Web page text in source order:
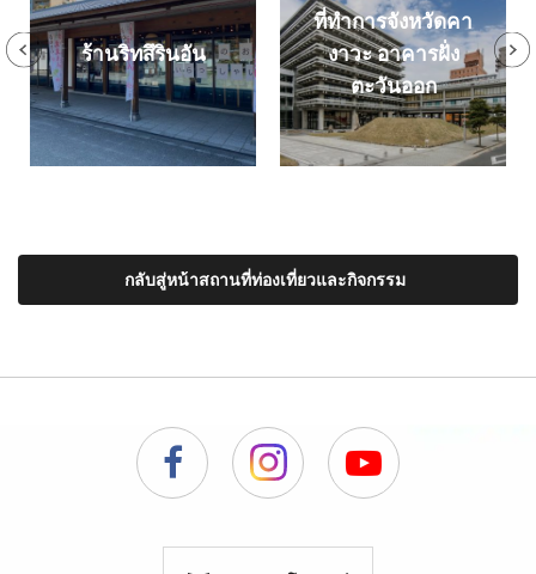
ร้านริทสึรินอัน
ที่ทำการจังหวัดคา
งาวะ อาคารฝั่ง
ตะวันออก
กลับสู่หน้าสถานที่ท่องเที่ยวและกิจกรรม